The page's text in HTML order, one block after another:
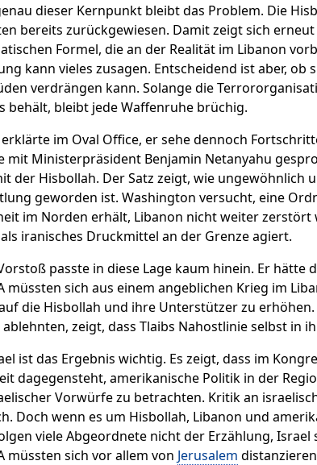
dieser Kernpunkt bleibt das Problem. Die
bereits zurückgewiesen. Damit zeigt sich
Formel, die an der Realität im Libanon
kann vieles zusagen. Entscheidend ist aber, ob
verdrängen kann. Solange die
behält, bleibt jede Waffenruhe brüchig.
im Oval Office, er sehe dennoch
mit Ministerpräsident Benjamin Netanyahu
der Hisbollah. Der Satz zeigt, wie ungewöhnlich
geworden ist. Washington versucht, eine
im Norden erhält, Libanon nicht weiter
iranisches Druckmittel an der Grenze agiert.
passte in diese Lage kaum hinein. Er hätte
müssten sich aus einem angeblichen Krieg im
die Hisbollah und ihre Unterstützer zu
zeigt, dass Tlaibs Nahostlinie selbst in
ist das Ergebnis wichtig. Es zeigt, dass im
dagegensteht, amerikanische Politik in der
Vorwürfe zu betrachten. Kritik an
Doch wenn es um Hisbollah, Libanon und
viele Abgeordnete nicht der Erzählung,
müssten sich vor allem von Jerusalem